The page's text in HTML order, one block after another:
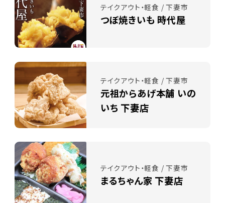
テイクアウト・軽食 / 下妻市
つぼ焼きいも 時代屋
テイクアウト・軽食 / 下妻市
元祖からあげ本舗 いの
いち 下妻店
テイクアウト・軽食 / 下妻市
まるちゃん家 下妻店